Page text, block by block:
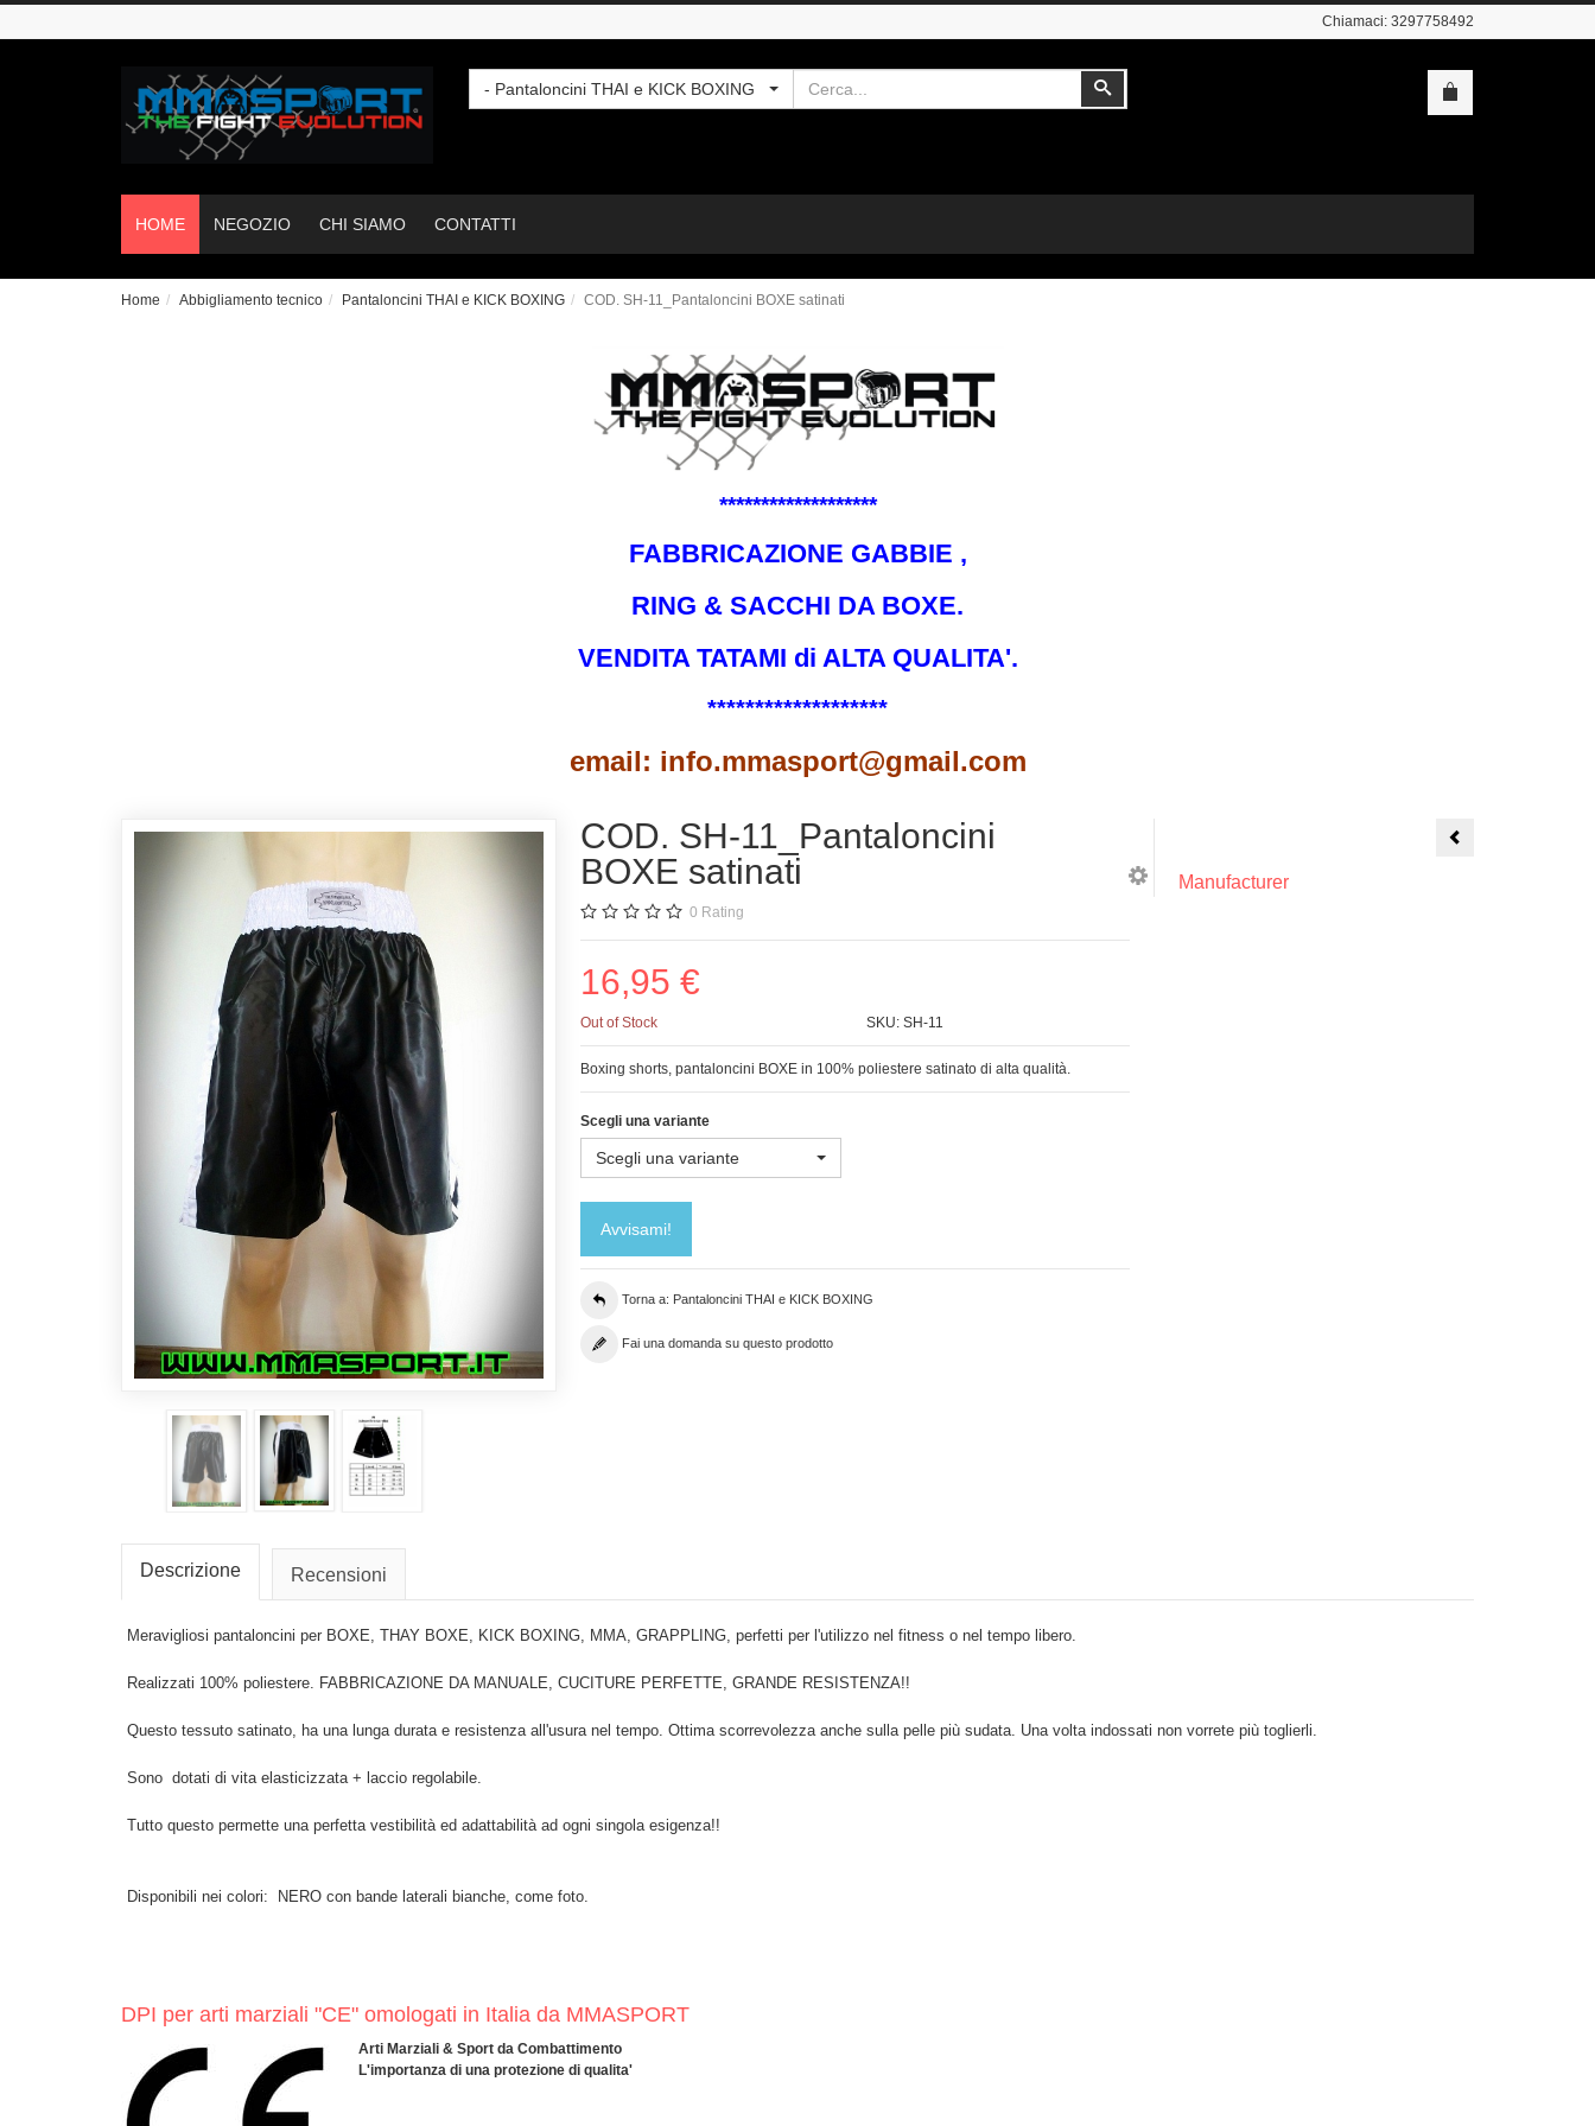
Chiamaci: 3297758492
- Pantaloncini THAI e KICK BOXING Cerca
HOME NEGOZIO CHI SIAMO CONTATTI
Home Abbigliamento tecnico Pantaloncini THAI e KICK BOXING COD. SH-11_Pantaloncini BOXE satinati
*******************
FABBRICAZIONE GABBIE ,
RING & SACCHI DA BOXE.
VENDITA TATAMI di ALTA QUALITA'.
*******************
email: info.mmasport@gmail.com
COD. SH-11_Pantaloncini
BOXE satinati
0 Rating
16,95 €
Out of Stock SKU:SH-11
Boxing shorts, pantaloncini BOXE in 100% poliestere satinato di alta qualità.
Scegli una variante
Scegli una variante
Avvisami!
Torna a: Pantaloncini THAI e KICK BOXING
Fai una domanda su questo prodotto
Manufacturer
Descrizione Recensioni
Meravigliosi pantaloncini per BOXE, THAY BOXE, KICK BOXING, MMA, GRAPPLING, perfetti per l'utilizzo nel fitness o nel tempo libero.
Realizzati 100% poliestere. FABBRICAZIONE DA MANUALE, CUCITURE PERFETTE, GRANDE RESISTENZA!!
Questo tessuto satinato, ha una lunga durata e resistenza all'usura nel tempo. Ottima scorrevolezza anche sulla pelle più sudata. Una volta indossati non vorrete più toglierli.
Sono dotati di vita elasticizzata + laccio regolabile.
Tutto questo permette una perfetta vestibilità ed adattabilità ad ogni singola esigenza!!
Disponibili nei colori: NERO con bande laterali bianche, come foto.
DPI per arti marziali "CE" omologati in Italia da MMASPORT
Arti Marziali & Sport da Combattimento
L'importanza di una protezione di qualita'